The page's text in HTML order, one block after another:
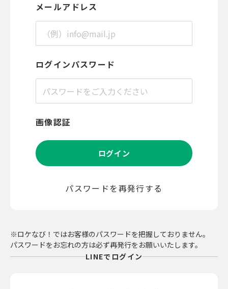
メールアドレス
ログインパスワード
画像認証
ログイン
パスワードを再発行する
※ロケなび！ではお客様のパスワードを把握しておりません。
パスワードをお忘れの方は必ず再発行をお願いいたします。
LINEでログイン